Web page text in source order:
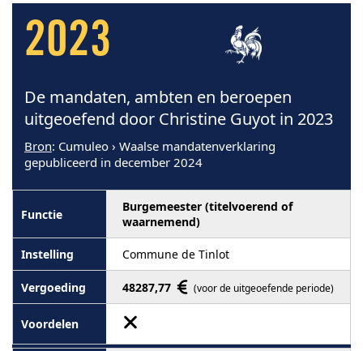
2023
De mandaten, ambten en beroepen
uitgeoefend door Christine Guyot in 2023
Bron: Cumuleo › Waalse mandatenverklaring
gepubliceerd in december 2024
Burgemeester (titelvoerend of
waarnemend)
Commune de Tinlot
48287,77 (voor de uitgeoefende periode)